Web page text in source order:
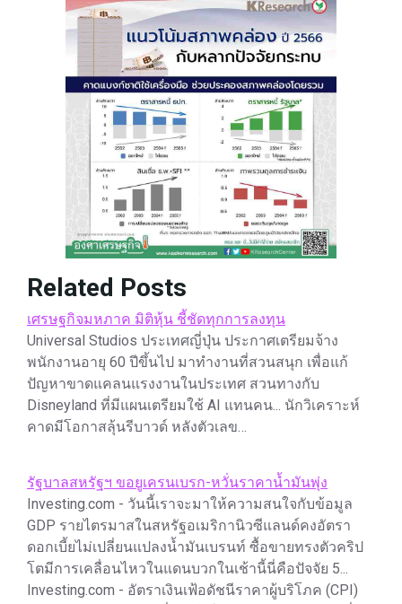
Related Posts
เศรษฐกิจมหภาค มิติหุ้น ชี้ชัดทุกการลงทุน
Universal Studios ประเทศญี่ปุ่น ประกาศเตรียมจ้าง
พนักงานอายุ 60 ปีขึ้นไป มาทำงานที่สวนสนุก เพื่อแก้
ปัญหาขาดแคลนแรงงานในประเทศ สวนทางกับ
Disneyland ที่มีแผนเตรียมใช้ AI แทนคน... นักวิเคราะห์
คาดมีโอกาสลุ้นรีบาวด์ หลังตัวเลข…
รัฐบาลสหรัฐฯ ขอยูเครนเบรก-หวั่นราคาน้ำมันพุ่ง
Investing.com - วันนี้เราจะมาให้ความสนใจกับข้อมูล
GDP รายไตรมาสในสหรัฐอเมริกานิวซีแลนด์คงอัตรา
ดอกเบี้ยไม่เปลี่ยนแปลงน้ำมันเบรนท์ ซื้อขายทรงตัวคริป
โตมีการเคลื่อนไหวในแดนบวกในเช้านี้นี่คือปัจจัย 5...
Investing.com - อัตราเงินเฟ้อดัชนีราคาผู้บริโภค (CPI)